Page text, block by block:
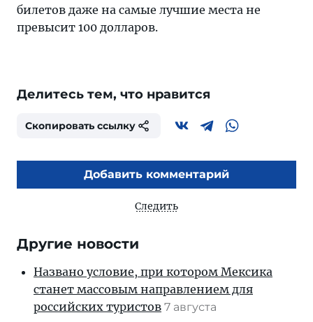
билетов даже на самые лучшие места не
превысит 100 долларов.
Делитесь тем, что нравится
Скопировать ссылку
Добавить комментарий
Следить
Другие новости
Названо условие, при котором Мексика
станет массовым направлением для
российских туристов 7 августа